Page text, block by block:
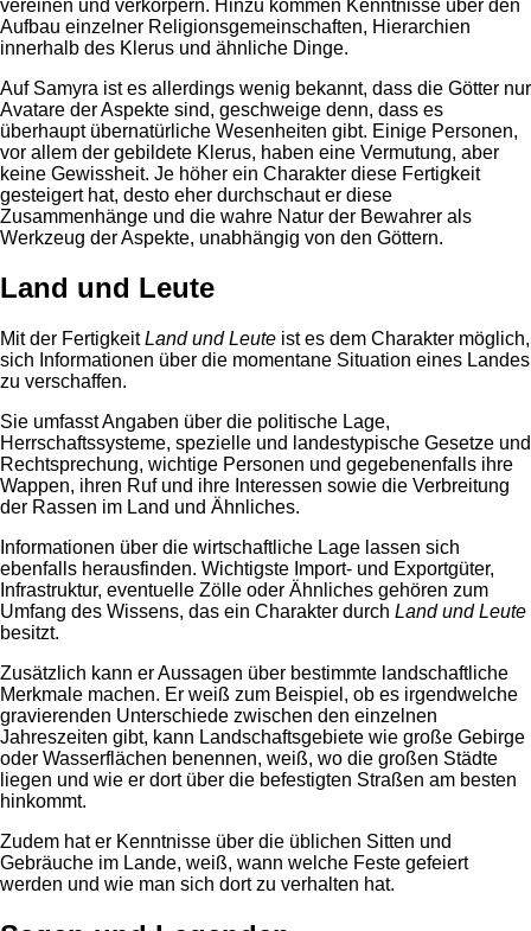
vereinen und verkörpern. Hinzu kommen Kenntnisse über den
Aufbau einzelner Religionsgemeinschaften, Hierarchien
innerhalb des Klerus und ähnliche Dinge.
Auf Samyra ist es allerdings wenig bekannt, dass die Götter nur
Avatare der Aspekte sind, geschweige denn, dass es
überhaupt übernatürliche Wesenheiten gibt. Einige Personen,
vor allem der gebildete Klerus, haben eine Vermutung, aber
keine Gewissheit. Je höher ein Charakter diese Fertigkeit
gesteigert hat, desto eher durchschaut er diese
Zusammenhänge und die wahre Natur der Bewahrer als
Werkzeug der Aspekte, unabhängig von den Göttern.
Land und Leute
Mit der FertigkeitLand und Leute ist es dem Charakter möglich,
sich Informationen über die momentane Situation eines Landes
zu verschaffen.
Sie umfasst Angaben über die politische Lage,
Herrschaftssysteme, spezielle und landestypische Gesetze und
Rechtsprechung, wichtige Personen und gegebenenfalls ihre
Wappen, ihren Ruf und ihre Interessen sowie die Verbreitung
der Rassen im Land und Ähnliches.
Informationen über die wirtschaftliche Lage lassen sich
ebenfalls herausfinden. Wichtigste Import- und Exportgüter,
Infrastruktur, eventuelle Zölle oder Ähnliches gehören zum
Umfang des Wissens, das ein Charakter durch Land und Leute
besitzt.
Zusätzlich kann er Aussagen über bestimmte landschaftliche
Merkmale machen. Er weiß zum Beispiel, ob es irgendwelche
gravierenden Unterschiede zwischen den einzelnen
Jahreszeiten gibt, kann Landschaftsgebiete wie große Gebirge
oder Wasserflächen benennen, weiß, wo die großen Städte
liegen und wie er dort über die befestigten Straßen am besten
hinkommt.
Zudem hat er Kenntnisse über die üblichen Sitten und
Gebräuche im Lande, weiß, wann welche Feste gefeiert
werden und wie man sich dort zu verhalten hat.